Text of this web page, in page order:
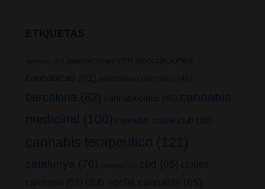
alemania (27) asociaciones (39)
asociaciones
cannabicas (61) autocultivo cannabis (40)
barcelona (82) cannabinoides (45) cannabis
medicinal (100) cannabis social club (45)
cannabis terapeutico (121)
catalunya (76) cañamo (26) cbd (65) clubes
cannabis (53) club social cannabis (65)